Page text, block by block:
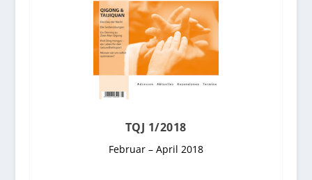
TQJ 1/2018
Februar – April 2018